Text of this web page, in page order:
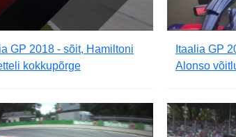
GP 2018 - sõit, Hamiltoni
kokkupõrge
Itaalia GP
Alonso